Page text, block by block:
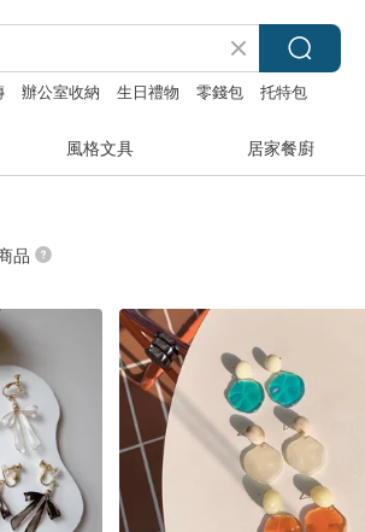
辦公室收納 生日禮物 零錢包 托特包
風格文具 居家餐廚
品